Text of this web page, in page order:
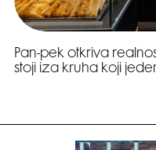
Pan-pek otkriva
stoji iza kruha koji